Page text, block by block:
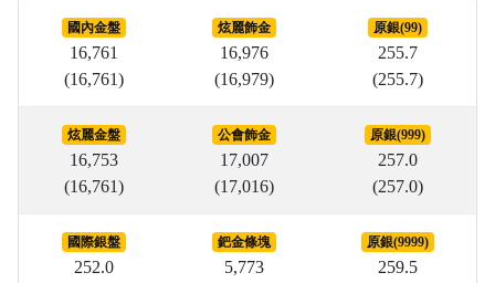
國內金盤
16,761
(16,761)
炫麗飾金
16,976
(16,979)
原銀(99)
255.7
(255.7)
炫麗金盤
16,753
(16,761)
公會飾金
17,007
(17,016)
原銀(999)
257.0
(257.0)
國際銀盤
252.0
鈀金條塊
5,773
原銀(9999)
259.5